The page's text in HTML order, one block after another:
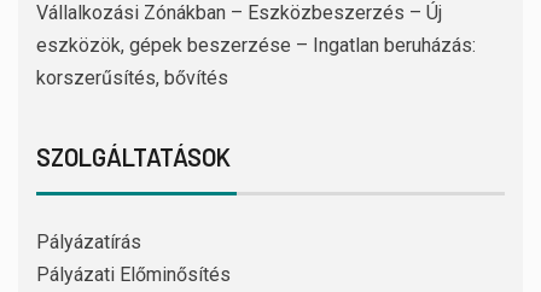
Vállalkozási Zónákban – Eszközbeszerzés – Új
eszközök, gépek beszerzése – Ingatlan beruházás:
korszerűsítés, bővítés
SZOLGÁLTATÁSOK
Pályázatírás
Pályázati Előminősítés